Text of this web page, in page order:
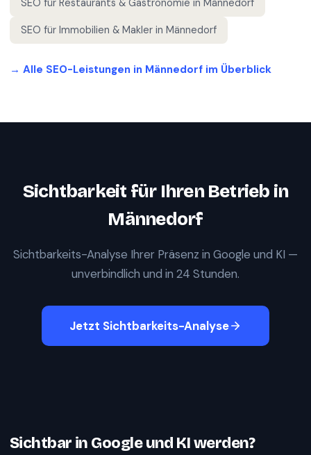
SEO für Restaurants & Gastronomie in Männedorf
SEO für Immobilien & Makler in Männedorf
→ Alle SEO-Leistungen in Männedorf im Überblick
Sichtbarkeit für Ihren Betrieb in
Männedorf
Sichtbarkeits-Analyse Ihrer Präsenz in Google und KI —
unverbindlich und in 24 Stunden.
Jetzt Sichtbarkeits-Analyse
Sichtbar in Google und KI werden?